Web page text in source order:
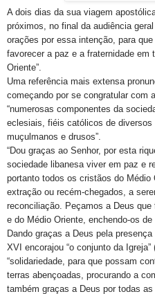
A dois dias da sua viagem
próximos, no final da audiência
orações por essa intenção, para
favorecer a paz e a fraternidade em
Oriente”.
Uma referência mais extensa
começando por se congratular com
“numerosas componentes da
eclesiais, fiéis católicos de
muçulmanos e drusos”.
“Dou graças ao Senhor, por esta
sociedade libanesa viver em paz e
portanto todos os cristãos do
extração ou recém-chegados, a
reconciliação. Peçamos a Deus
e do Médio Oriente, enchendo-os de
Dando graças a Deus pela
XVI encorajou “o conjunto da
“solidariedade, para que possam
terras abençoadas, procurando a
também graças a Deus por todas